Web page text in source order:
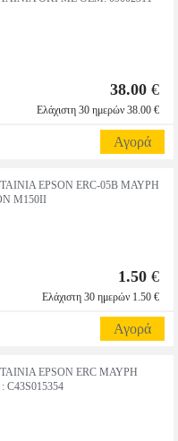
38.00 €
Ελάχιστη 30 ημερών 38.00 €
Αγορά
EPSON ERC-05B ΜΑΥΡΗ
M150II
1.50 €
Ελάχιστη 30 ημερών 1.50 €
Αγορά
EPSON ERC ΜΑΥΡΗ